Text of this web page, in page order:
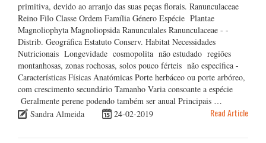
primitiva, devido ao arranjo das suas peças florais. Ranunculaceae
Reino Filo Classe Ordem Família Género Espécie Plantae
Magnoliophyta Magnoliopsida Ranunculales Ranunculaceae - -
Distrib. Geográfica Estatuto Conserv. Habitat Necessidades
Nutricionais Longevidade cosmopolita não estudado regiões
montanhosas, zonas rochosas, solos pouco férteis não especifica -
Características Físicas Anatómicas Porte herbáceo ou porte arbóreo,
com crescimento secundário Tamanho Varia consoante a espécie
Geralmente perene podendo também ser anual Principais …
Sandra Almeida
24-02-2019 Read Article